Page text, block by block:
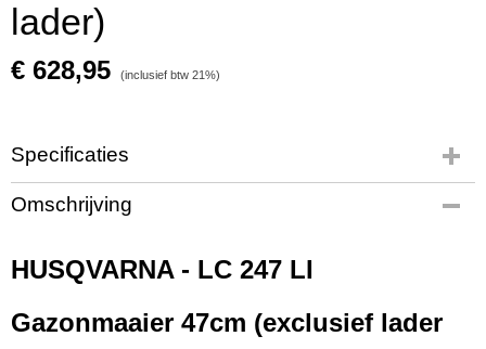
lader)
€ 628,95 (inclusief btw 21%)
Specificaties
Productcode leverancier
967662901
27,50 Kg
Omschrijving
HUSQVARNA - LC 247 LI
Gazonmaaier 47cm (exclusief lader